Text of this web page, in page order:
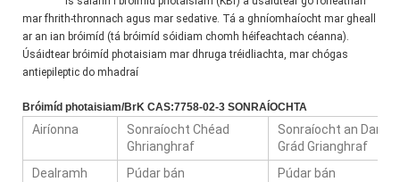
mar fhrith-thronnach agus mar sedative. Tá a ghníomhaíocht mar gheall
ar an ian bróimíd (tá bróimíd sóidiam chomh héifeachtach céanna).
Úsáidtear bróimíd photaisiam mar dhruga tréidliachta, mar chógas
antiepileptic do mhadraí
Bróimíd photaisiam/BrK CAS:7758-02-3 SONRAÍOCHTA
Airíonna
Sonraíocht Chéad
Ghrianghraf
Sonraíocht an Dara
Grád Grianghraf
Dealramh
Púdar bán Púdar bán